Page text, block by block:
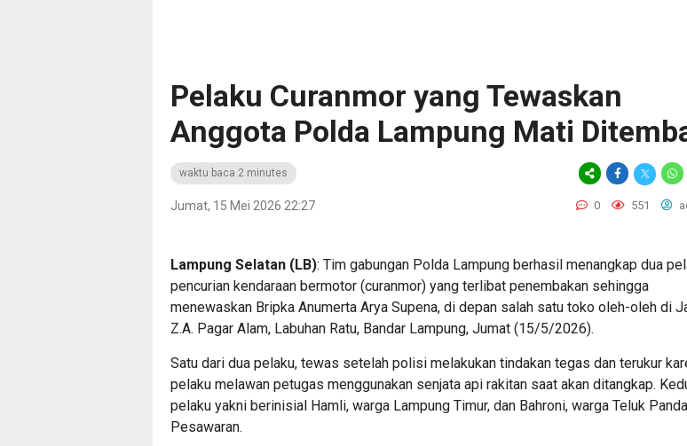
Pelaku Curanmor yang Tewaskan
Anggota Polda Lampung Mati
waktu baca 2 minutes
Jumat, 15 Mei 2026 22:27 0 551
Lampung Selatan (LB): Tim gabungan Polda Lampung berhasil menangkap dua
pencurian kendaraan bermotor (curanmor) yang terlibat penembakan sehingga
menewaskan Bripka Anumerta Arya Supena, di depan salah satu toko oleh-oleh di
Z.A. Pagar Alam, Labuhan Ratu, Bandar Lampung, Jumat (15/5/2026).
Satu dari dua pelaku, tewas setelah polisi melakukan tindakan tegas dan terukur
pelaku melawan petugas menggunakan senjata api rakitan saat akan ditangkap.
pelaku yakni berinisial Hamli, warga Lampung Timur, dan Bahroni, warga Teluk
Pesawaran.